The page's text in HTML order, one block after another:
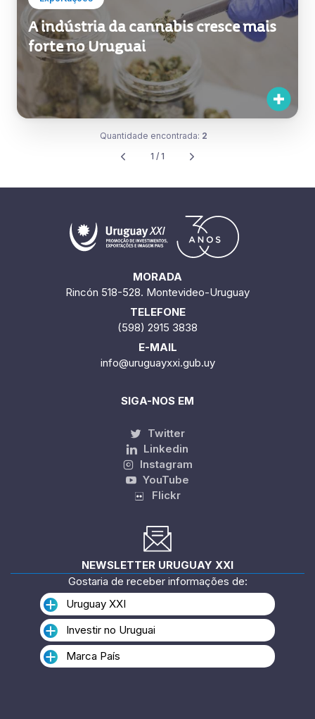
A indústria da cannabis cresce mais
forte no Uruguai
Quantidade encontrada: 2
1 / 1
MORADA
Rincón 518-528. Montevideo-Uruguay
TELEFONE
(598) 2915 3838
E-MAIL
info@uruguayxxi.gub.uy
SIGA-NOS EM
Twitter
Linkedin
Instagram
YouTube
Flickr
NEWSLETTER URUGUAY XXI
Gostaria de receber informações de:
Uruguay XXI
Investir no Uruguai
Marca País